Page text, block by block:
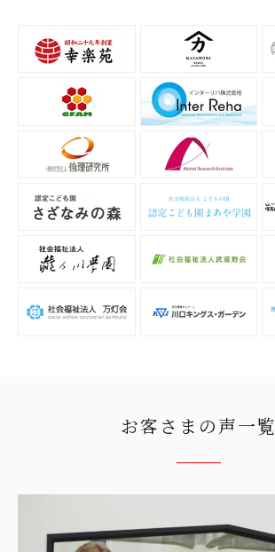
お客さまの声一覧